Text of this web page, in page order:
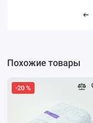
Похожие товары
-20 %